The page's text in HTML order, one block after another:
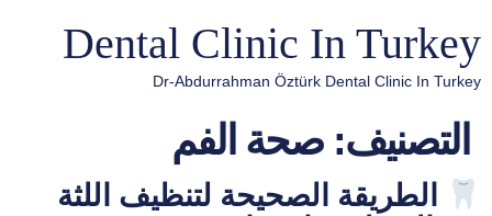
Dental Clinic In Turkey
Dr-Abdurrahman Öztürk Dental Clinic In Turkey
التصنيف:صحة الفم
الطريقة الصحيحة لتنظيف اللثة